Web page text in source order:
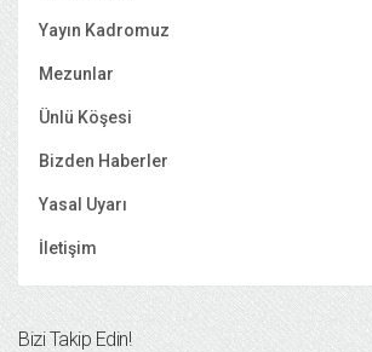
Yayın Kadromuz
Mezunlar
Ünlü Köşesi
Bizden Haberler
Yasal Uyarı
İletişim
Bizi Takip Edin!